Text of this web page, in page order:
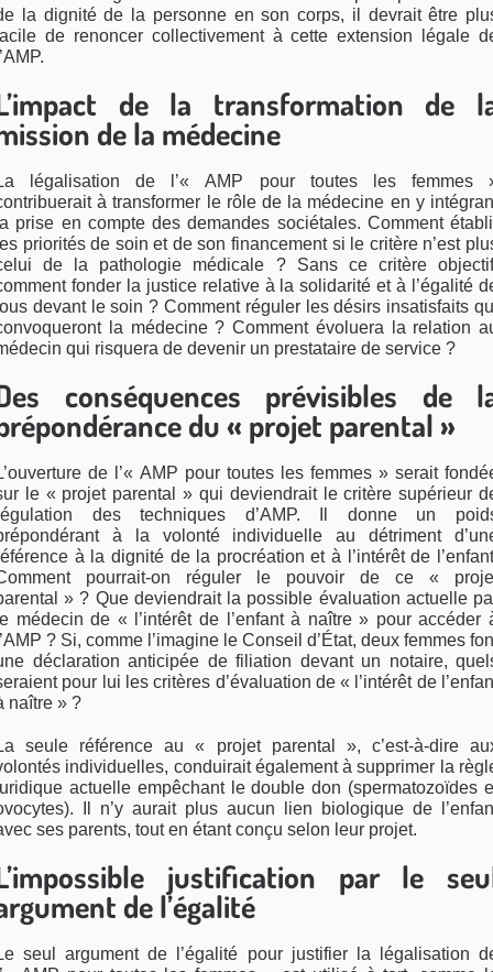
la dignité de la personne en son corps, il devrait être
de renoncer collectivement à cette extension légale
de la transformation de
de la médecine
légalisation de l’« AMP pour toutes les femmes
à transformer le rôle de la médecine en y
prise en compte des demandes sociétales. Comment
priorités de soin et de son financement si le critère n’est
de la pathologie médicale ? Sans ce critère
fonder la justice relative à la solidarité et à l’égalité
devant le soin ? Comment réguler les désirs insatisfaits
la médecine ? Comment évoluera la relation
qui risquera de devenir un prestataire de service ?
conséquences prévisibles de
du « projet parental »
de l’« AMP pour toutes les femmes » serait
le « projet parental » qui deviendrait le critère supérieur
des techniques d’AMP. Il donne un
à la volonté individuelle au détriment
à la dignité de la procréation et à l’intérêt de
pourrait-on réguler le pouvoir de ce «
» ? Que deviendrait la possible évaluation actuelle
médecin de « l’intérêt de l’enfant à naître » pour accéder
? Si, comme l’imagine le Conseil d’État, deux femmes
déclaration anticipée de filiation devant un notaire,
pour lui les critères d’évaluation de « l’intérêt de
naître » ?
seule référence au « projet parental », c’est-à-dire
individuelles, conduirait également à supprimer la
actuelle empêchant le double don (spermatozoïdes
Il n’y aurait plus aucun lien biologique de
ses parents, tout en étant conçu selon leur projet.
justification par le
de l’égalité
seul argument de l’égalité pour justifier la légalisation